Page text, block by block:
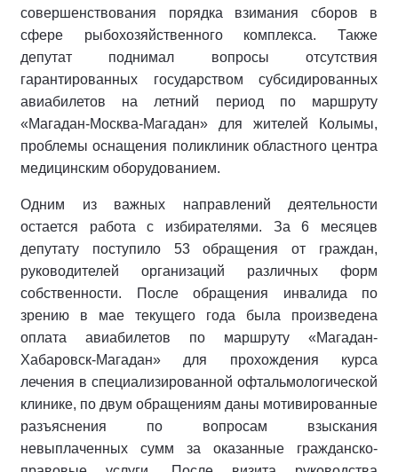
совершенствования порядка взимания сборов в
сфере рыбохозяйственного комплекса. Также
депутат поднимал вопросы отсутствия
гарантированных государством субсидированных
авиабилетов на летний период по маршруту
«Магадан-Москва-Магадан» для жителей Колымы,
проблемы оснащения поликлиник областного центра
медицинским оборудованием.
Одним из важных направлений деятельности
остается работа с избирателями. За 6 месяцев
депутату поступило 53 обращения от граждан,
руководителей организаций различных форм
собственности. После обращения инвалида по
зрению в мае текущего года была произведена
оплата авиабилетов по маршруту «Магадан-
Хабаровск-Магадан» для прохождения курса
лечения в специализированной офтальмологической
клинике, по двум обращениям даны мотивированные
разъяснения по вопросам взыскания
невыплаченных сумм за оказанные гражданско-